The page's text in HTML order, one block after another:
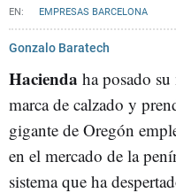
EMPRESAS BARCELONA
Gonzalo Baratech
Hacienda ha posado
marca de calzado y
gigante de Oregón
en el mercado de la
sistema que ha